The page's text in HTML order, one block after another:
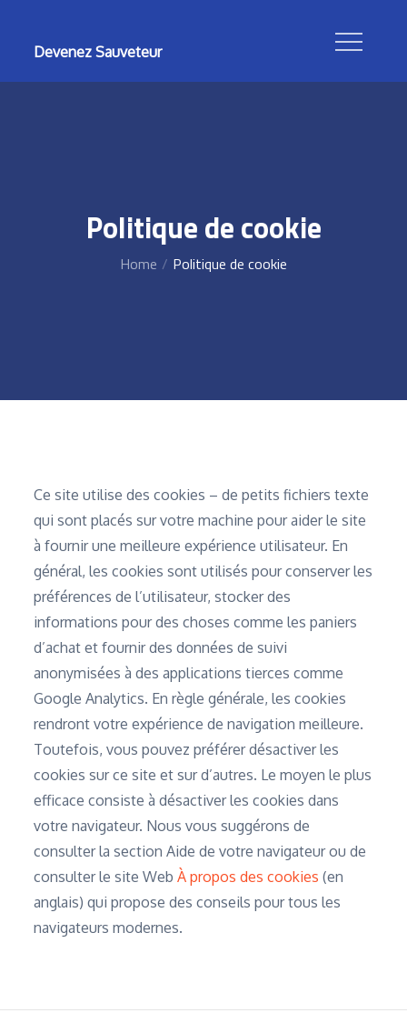
content
Devenez Sauveteur
Politique de cookie
Home Politique de cookie
Ce site utilise des cookies – de petits fichiers texte
qui sont placés sur votre machine pour aider le site
à fournir une meilleure expérience utilisateur. En
général, les cookies sont utilisés pour conserver les
préférences de l’utilisateur, stocker des
informations pour des choses comme les paniers
d’achat et fournir des données de suivi
anonymisées à des applications tierces comme
Google Analytics. En règle générale, les cookies
rendront votre expérience de navigation meilleure.
Toutefois, vous pouvez préférer désactiver les
cookies sur ce site et sur d’autres. Le moyen le plus
efficace consiste à désactiver les cookies dans
votre navigateur. Nous vous suggérons de
consulter la section Aide de votre navigateur ou de
consulter le site WebÀ propos des cookies (en
anglais) qui propose des conseils pour tous les
navigateurs modernes.